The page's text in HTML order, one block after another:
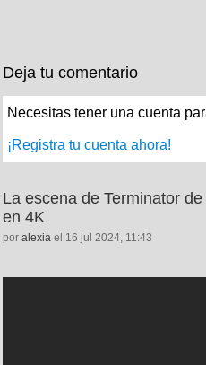
Deja tu comentario
Necesitas tener una cuenta
¡Registra tu cuenta ahora!
La escena de Terminator
en 4K
por alexia el 16 jul 2024, 11:43